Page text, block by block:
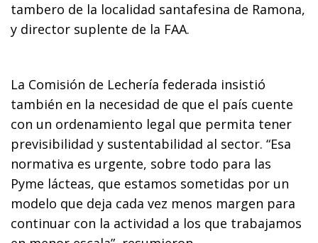
tambero de la localidad santafesina de Ramona,
y director suplente de la FAA.
La Comisión de Lechería federada insistió
también en la necesidad de que el país cuente
con un ordenamiento legal que permita tener
previsibilidad y sustentabilidad al sector. “Esa
normativa es urgente, sobre todo para las
Pyme lácteas, que estamos sometidas por un
modelo que deja cada vez menos margen para
continuar con la actividad a los que trabajamos